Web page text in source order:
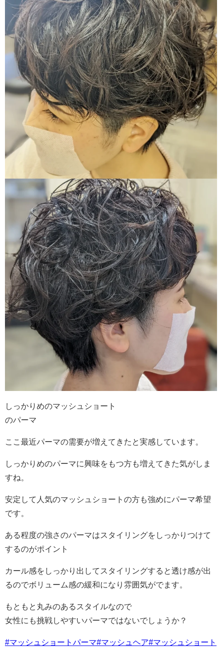
しっかりめのマッシュショート
のパーマ
ここ最近パーマの需要が増えてきたと実感しています。
しっかりめのパーマに興味をもつ方も増えてきた気がしま
すね。
安定して人気のマッシュショートの方も強めにパーマ希望
です。
ある程度の強さのパーマはスタイリングをしっかりつけて
するのがポイント
カール感をしっかり出してスタイリングすると透け感が出
るのでボリューム感の緩和になり雰囲気がでます。
もともと丸みのあるスタイルなので
女性にも挑戦しやすいパーマではないでしょうか？
#マッシュショートパーマ#マッシュヘア#マッシュショート